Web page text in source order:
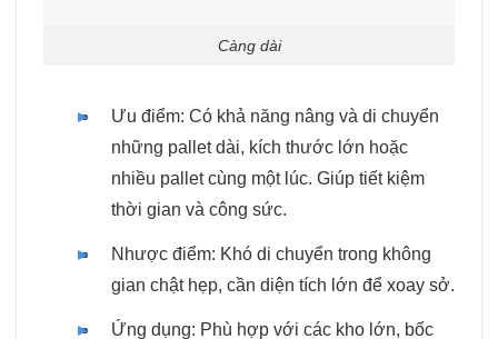
Càng dài
Ưu điểm: Có khả năng nâng và di chuyển
những pallet dài, kích thước lớn hoặc
nhiều pallet cùng một lúc. Giúp tiết kiệm
thời gian và công sức.
Nhược điểm: Khó di chuyển trong không
gian chật hẹp, cần diện tích lớn để xoay sở.
Ứng dụng: Phù hợp với các kho lớn, bốc